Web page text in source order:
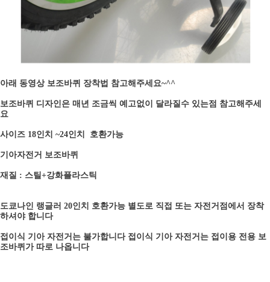
아래 동영상 보조바퀴 장착법 참고해주세요~^^
보조바퀴 디자인은 매년 조금씩 예고없이 달라질수 있는점 참고해주세
요
사이즈 18인치 ~24인치 호환가능
기아자전거 보조바퀴
재질 : 스틸+강화플라스틱
도쿄나인 랭글러 20인치 호환가능 별도로 직접 또는 자전거점에서 장착
하셔야 합니다
접이식 기아 자전거는 불가합니다 접이식 기아 자전거는 접이용 전용 보
조바퀴가 따로 나옵니다